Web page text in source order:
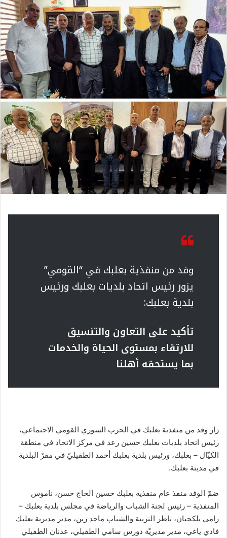
وفد من منفذية بعلبك في “القومي”
يزور رئيس اتحاد بلديات بعلبك ورئيس
بلدية بعلبك:
تأكيد على التعاون والتنسيق
للارتقاء بمستوى الحياة والخدمات
بما يستحقه أهلنا
زار وفد من منفذية بعلبك في الحزب السوري القومي الاجتماعي،
رئيس اتحاد بلديات بعلبك حسين رعد في مركز الاتحاد في منطقة
الكيّال – بعلبك، ورئيس بلدية بعلبك أحمد الطفيليّ في مقرّ البلدية
في مدينة بعلبك.
ضمّ الوفد منفذ عام منفذية بعلبك حسين الحاج حسن، ناموس
المنفذية – رئيس لجنة الشباب والرياضة في مجلس بلدية بعلبك –
رامي بلكجيان، ناظر التربية والشباب ماجد زين، مدير مديرية بعلبك
فادي ياغي، مدير مديريّة دورس سامي الطفيلي، عدنان الطفيلي